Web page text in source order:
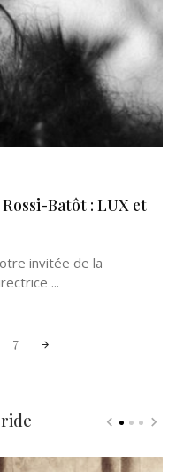
Batôt : LUX et
invitée de la
...
7